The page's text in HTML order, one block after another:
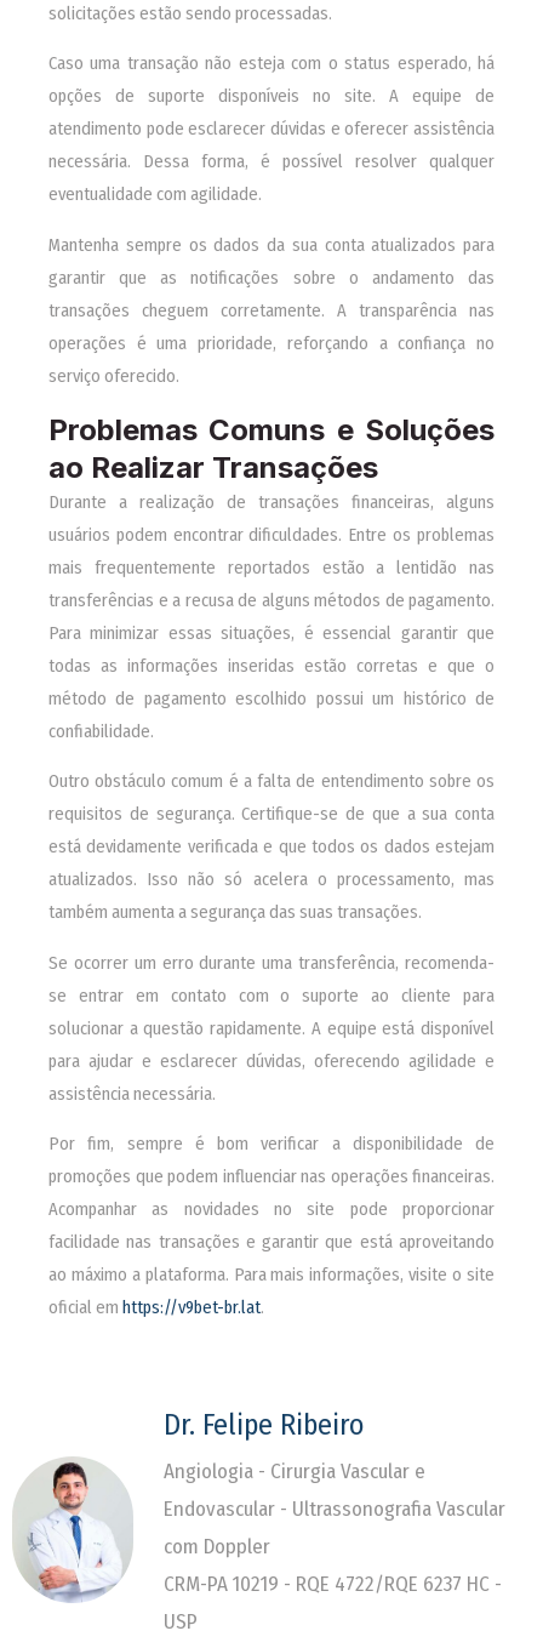
solicitações estão sendo processadas.
Caso uma transação não esteja com o status esperado, há
opções de suporte disponíveis no site. A equipe de
atendimento pode esclarecer dúvidas e oferecer assistência
necessária. Dessa forma, é possível resolver qualquer
eventualidade com agilidade.
Mantenha sempre os dados da sua conta atualizados para
garantir que as notificações sobre o andamento das
transações cheguem corretamente. A transparência nas
operações é uma prioridade, reforçando a confiança no
serviço oferecido.
Problemas Comuns e Soluções
ao Realizar Transações
Durante a realização de transações financeiras, alguns
usuários podem encontrar dificuldades. Entre os problemas
mais frequentemente reportados estão a lentidão nas
transferências e a recusa de alguns métodos de pagamento.
Para minimizar essas situações, é essencial garantir que
todas as informações inseridas estão corretas e que o
método de pagamento escolhido possui um histórico de
confiabilidade.
Outro obstáculo comum é a falta de entendimento sobre os
requisitos de segurança. Certifique-se de que a sua conta
está devidamente verificada e que todos os dados estejam
atualizados. Isso não só acelera o processamento, mas
também aumenta a segurança das suas transações.
Se ocorrer um erro durante uma transferência, recomenda-
se entrar em contato com o suporte ao cliente para
solucionar a questão rapidamente. A equipe está disponível
para ajudar e esclarecer dúvidas, oferecendo agilidade e
assistência necessária.
Por fim, sempre é bom verificar a disponibilidade de
promoções que podem influenciar nas operações financeiras.
Acompanhar as novidades no site pode proporcionar
facilidade nas transações e garantir que está aproveitando
ao máximo a plataforma. Para mais informações, visite o site
oficial em https://v9bet-br.lat.
Dr. Felipe Ribeiro
Angiologia - Cirurgia Vascular e
Endovascular - Ultrassonografia Vascular
com Doppler
CRM-PA 10219 - RQE 4722/RQE 6237 HC -
USP